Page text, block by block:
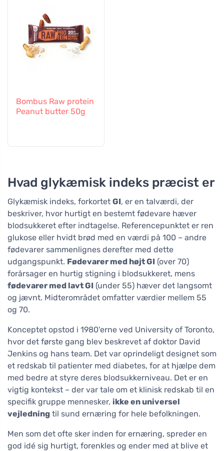
Bombus Raw protein
Peanut butter 50g
Hvad glykæmisk indeks præcist er
Glykæmisk indeks, forkortet GI, er en talværdi, der
beskriver, hvor hurtigt en bestemt fødevare hæver
blodsukkeret efter indtagelse. Referencepunktet er ren
glukose eller hvidt brød med en værdi på 100 – andre
fødevarer sammenlignes derefter med dette
udgangspunkt. Fødevarer med højt GI (over 70)
forårsager en hurtig stigning i blodsukkeret, mens
fødevarer med lavt GI (under 55) hæver det langsomt
og jævnt. Midterområdet omfatter værdier mellem 55
og 70.
Konceptet opstod i 1980'erne ved University of Toronto,
hvor det første gang blev beskrevet af doktor David
Jenkins og hans team. Det var oprindeligt designet som
et redskab til patienter med diabetes, for at hjælpe dem
med bedre at styre deres blodsukkerniveau. Det er en
vigtig kontekst – der var tale om et klinisk redskab til en
specifik gruppe mennesker, ikke en universel
vejledning til sund ernæring for hele befolkningen.
Men som det ofte sker inden for ernæring, spreder en
god idé sig hurtigt, forenkles og ender med at blive et